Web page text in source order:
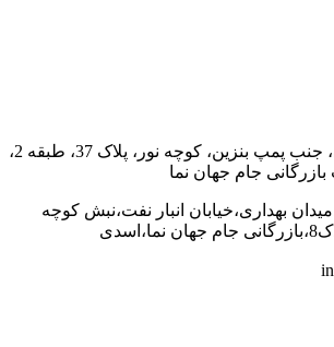
کاوسیه، جردن، جنب پمپ بنزین، کوچه نور، پلاک 37، طبقه 2،
بهداری،خیابان انبار نفت،نبش کوچه